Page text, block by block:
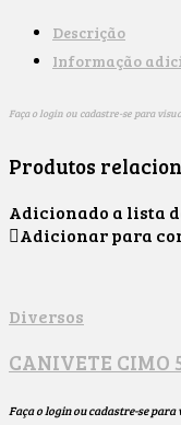
Descrição
Informação
Faça o login ou cadastre-se para
Produtos
Adicionado a lista
Adicionar para
Diversos
CANIVETE CIMO
Faça o login ou cadastre-se